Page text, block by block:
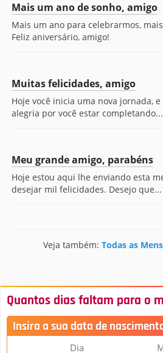
Mais um ano de sonho, amigo
Mais um ano para celebrarmos,
Feliz aniversário, amigo!
Muitas felicidades, amigo
Hoje você inicia uma nova jornada,
alegria por você estar completando...
Meu grande amigo, parabéns
Hoje estou aqui lhe enviando esta
desejar mil felicidades. Desejo que...
Veja também: Todas as
Quantos dias faltam para o
Insira a sua data de
Dia